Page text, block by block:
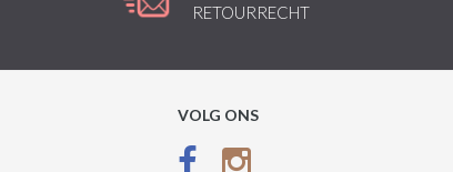
RETOURRECHT
VOLG ONS